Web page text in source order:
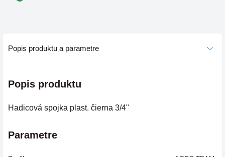
Popis produktu a parametre
Popis produktu
Hadicová spojka plast. čierna 3/4"
Parametre